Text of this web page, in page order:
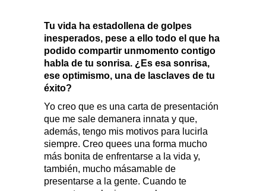
Tu vida ha estadollena de golpes
inesperados, pese a ello todo el que ha
podido compartir unmomento contigo
habla de tu sonrisa. ¿Es esa sonrisa,
ese optimismo, una de lasclaves de tu
éxito?
Yo creo que es una carta de presentación
que me sale demanera innata y que,
además, tengo mis motivos para lucirla
siempre. Creo quees una forma mucho
más bonita de enfrentarse a la vida y,
también, mucho másamable de
presentarse a la gente. Cuando te